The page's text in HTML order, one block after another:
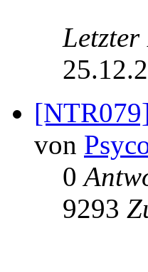
von
0
9293